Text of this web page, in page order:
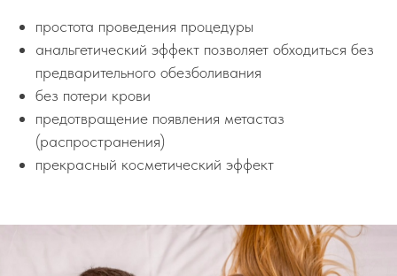
простота проведения процедуры
анальгетический эффект позволяет обходиться без
предварительного обезболивания
без потери крови
предотвращение появления метастаз
(распространения)
прекрасный косметический эффект